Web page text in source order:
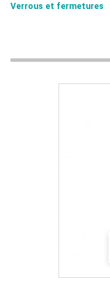
Verrous et fermetures